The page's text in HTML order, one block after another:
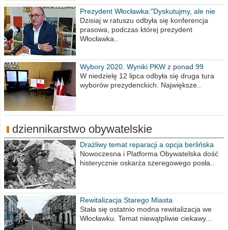
Prezydent Włocławka:"Dyskutujmy, ale nie
obrażajmy się”
Dzisiaj w ratuszu odbyła się konferencja
prasowa, podczas której prezydent
Włocławka..
Wybory 2020. Wyniki PKW z ponad 99
procent obwodów
W niedzielę 12 lipca odbyła się druga tura
wyborów prezydenckich. Największe..
dziennikarstwo obywatelskie
Drażliwy temat reparacji a opcja berlińska
Nowoczesna i Platforma Obywatelska dość
histerycznie oskarża szeregowego posła..
Rewitalizacja Starego Miasta
Stała się ostatnio modna rewitalizacja we
Włocławku. Temat niewątpliwie ciekawy...